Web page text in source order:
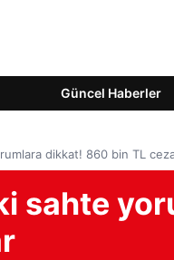
Güncel Haberler
dikkat! 860 bin TL
sahte